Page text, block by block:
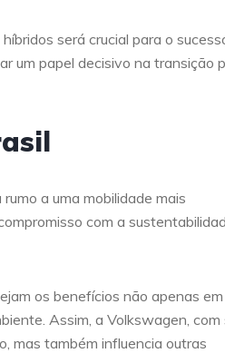
será crucial para o
um papel decisivo na transição
a uma mobilidade mais
com a
os benefícios não apenas em
Assim, a Volkswagen, com
mas também influencia outras